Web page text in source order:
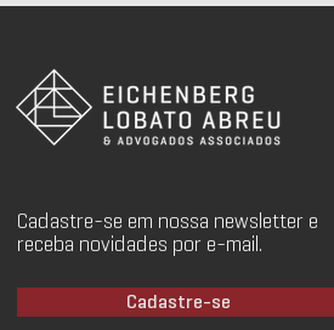
Cadastre-se em nossa newsletter e
receba novidades por e-mail.
Cadastre-se